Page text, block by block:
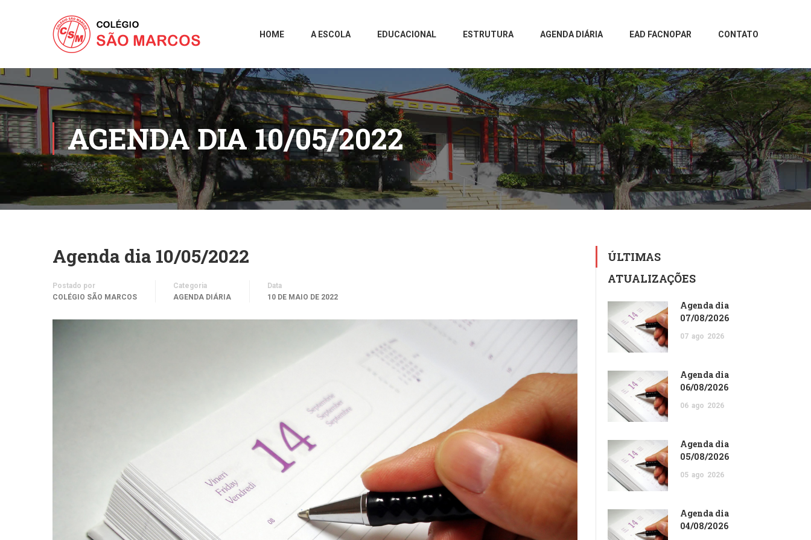
HOME A ESCOLA EDUCACIONAL ESTRUTURA AGENDA DIÁRIA EAD FACNOPAR CONTATO
AGENDA DIA 10/05/2022
Agenda dia 10/05/2022
Postado por
COLÉGIO SÃO MARCOS
Categoria
AGENDA DIÁRIA
Data
10 DE MAIO DE 2022
ÚLTIMAS
ATUALIZAÇÕES
Agenda dia
07/08/2026
07 ago 2026
Agenda dia
06/08/2026
06 ago 2026
Agenda dia
05/08/2026
05 ago 2026
Agenda dia
04/08/2026